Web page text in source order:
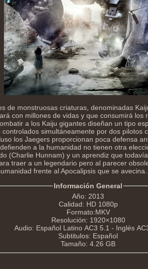
de monstruosas criaturas, denominadas
con millones de vidas y que consumirá los
a los Kaiju gigantes diseñan un tipo
simultáneamente por dos pilotos
los Jaegers proporcionan poca defensa
a la humanidad no tienen otra
(Charlie Hunnam) y un aprendiz que
traer a un legendario pero al parecer
frente al Apocalipsis que se avecina.
Información General
Año: 2013
Calidad: HD 1080p
Formato:MKV
Resolución: 1920×1080
Audio: Español Latino AC3 5.1 - Inglés
Subtitulos: Español
Tamaño: 4.26 GB